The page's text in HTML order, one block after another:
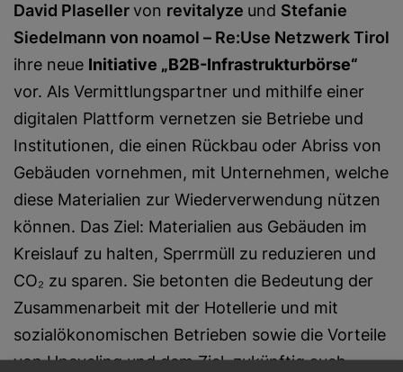
David Plasellervon revitalyze und Stefanie
Siedelmann von noamol – Re:Use Netzwerk Tirol
ihre neue Initiative „B2B-Infrastrukturbörse“
vor. Als Vermittlungspartner und mithilfe einer
digitalen Plattform vernetzen sie Betriebe und
Institutionen, die einen Rückbau oder Abriss von
Gebäuden vornehmen, mit Unternehmen, welche
diese Materialien zur Wiederverwendung nützen
können. Das Ziel: Materialien aus Gebäuden im
Kreislauf zu halten, Sperrmüll zu reduzieren und
CO₂ zu sparen. Sie betonten die Bedeutung der
Zusammenarbeit mit der Hotellerie und mit
sozialökonomischen Betrieben sowie die Vorteile
von Upcycling und dem Ziel, zukünftig auch